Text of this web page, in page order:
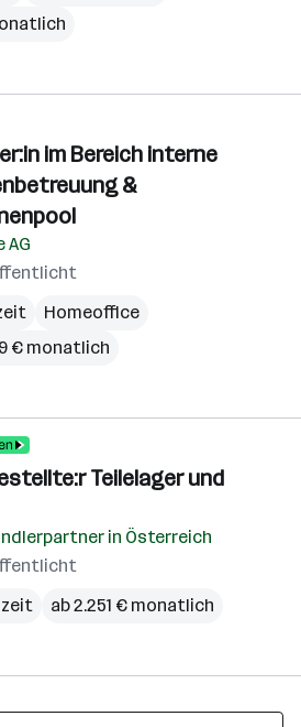
im Bereich interne
&
AG
Homeoffice
€ monatlich
Teilelager und
in Österreich
ab 2.251 € monatlich